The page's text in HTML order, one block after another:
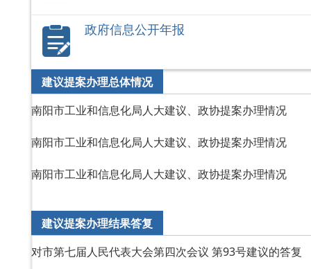
政府信息公开年报
建议提案办理总体情况
南阳市工业和信息化局人大建议、政协提案办理情况
南阳市工业和信息化局人大建议、政协提案办理情况
南阳市工业和信息化局人大建议、政协提案办理情况
建议提案办理结果答复
对市第七届人民代表大会第四次会议 第93号建议的答复